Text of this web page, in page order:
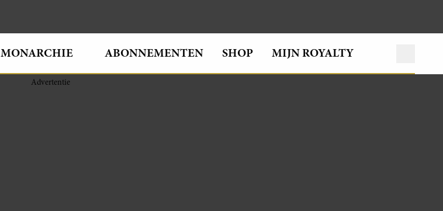
MONARCHIE ABONNEMENTEN SHOP MIJN ROYALTY